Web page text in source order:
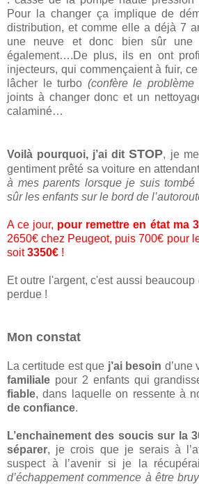
Pour la changer ça implique de
distribution, et comme elle a déjà 7
une neuve et donc bien sûr
également….De plus, ils en ont
injecteurs, qui commençaient à fuir,
lâcher le turbo (confère le
joints à changer donc et un
calaminé…
Voilà pourquoi, j’ai ditSTOP, je
gentiment prêté sa voiture en
à mes parents lorsque je suis
sûr les enfants sur le bord de
A ce jour, pour remettre en état ma
2650€ chez Peugeot, puis 700€ pour
soit3350€ !
Et outre l'argent, c'est aussi
perdue !
Mon constat
La certitude est que j’ai besoin d’une
familiale pour 2 enfants qui
fiable, dans laquelle on ressente à
de confiance.
L’enchainement des soucis sur la
séparer, je crois que je serais à
suspect à l’avenir si je la
d’échappement commence à être